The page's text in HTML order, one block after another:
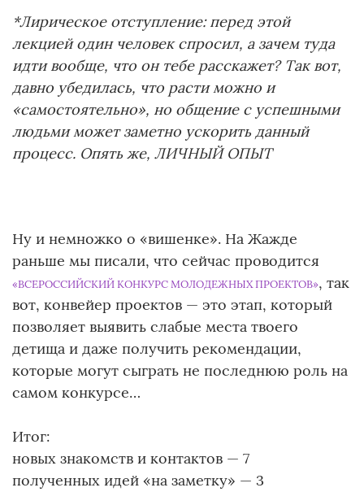
*Лирическое отступление: перед этой
лекцией один человек спросил, а зачем туда
идти вообще, что он тебе расскажет? Так вот,
давно убедилась, что расти можно и
«самостоятельно», но общение с успешными
людьми может заметно ускорить данный
процесс. Опять же, ЛИЧНЫЙ ОПЫТ
Ну и немножко о «вишенке». На Жажде
раньше мы писали, что сейчас проводится
«ВСЕРОССИЙСКИЙ КОНКУРС МОЛОДЕЖНЫХ ПРОЕКТОВ», так
вот, конвейер проектов — это этап, который
позволяет выявить слабые места твоего
детища и даже получить рекомендации,
которые могут сыграть не последнюю роль на
самом конкурсе…
Итог:
новых знакомств и контактов — 7
полученных идей «на заметку» — 3